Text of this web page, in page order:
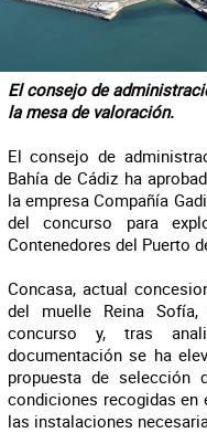
El consejo de
la mesa de valoración.
El consejo de
Bahía de Cádiz ha
la empresa Compañía
del concurso para
Contenedores del Puerto
Concasa, actual
del muelle Reina
concurso y, tras
documentación se ha
propuesta de selección
condiciones recogidas en
las instalaciones